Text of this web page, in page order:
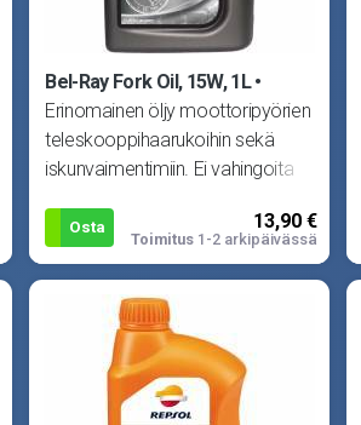
Bel-Ray Fork Oil, 15W, 1L
Erinomainen öljy moottoripyörien
teleskooppihaarukoihin sekä
iskunvaimentimiin. Ei vahingoita
Osta 13,90 €
Toimitus1-2 arkipäivässä